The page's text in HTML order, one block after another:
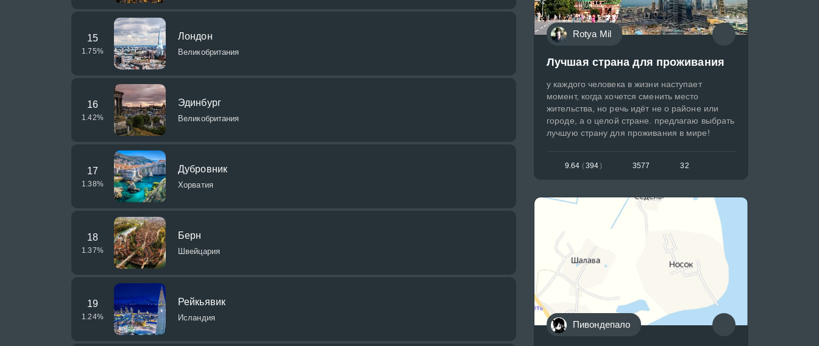
15
1.75%
Лондон
Великобритания
16
1.42%
Эдинбург
Великобритания
17
1.38%
Дубровник
Хорватия
18
1.37%
Берн
Швейцария
19
1.24%
Рейкьявик
Исландия
Rotya Mil
Лучшая страна для проживания
у каждого человека в жизни наступает
момент, когда хочется сменить место
жительства, но речь идёт не о районе или
городе, а о целой стране. предлагаю выбрать
лучшую страну для проживания в мире!
9.64 (394) 3577 32
Пивондепало